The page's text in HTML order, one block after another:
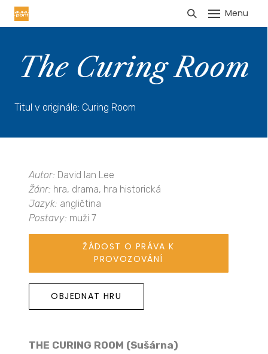
Menu
The Curing Room
Titul v originále: Curing Room
Autor: David Ian Lee
Žánr: hra, drama, hra historická
Jazyk: angličtina
Postavy: muži 7
ŽÁDOST O PRÁVA K
PROVOZOVÁNÍ
OBJEDNAT HRU
THE CURING ROOM (Sušárna)